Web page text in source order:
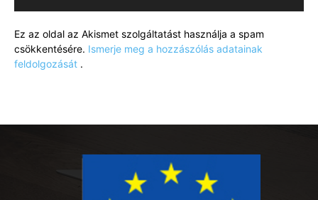
Ez az oldal az Akismet szolgáltatást használja a spam
csökkentésére. Ismerje meg a hozzászólás adatainak
feldolgozását .